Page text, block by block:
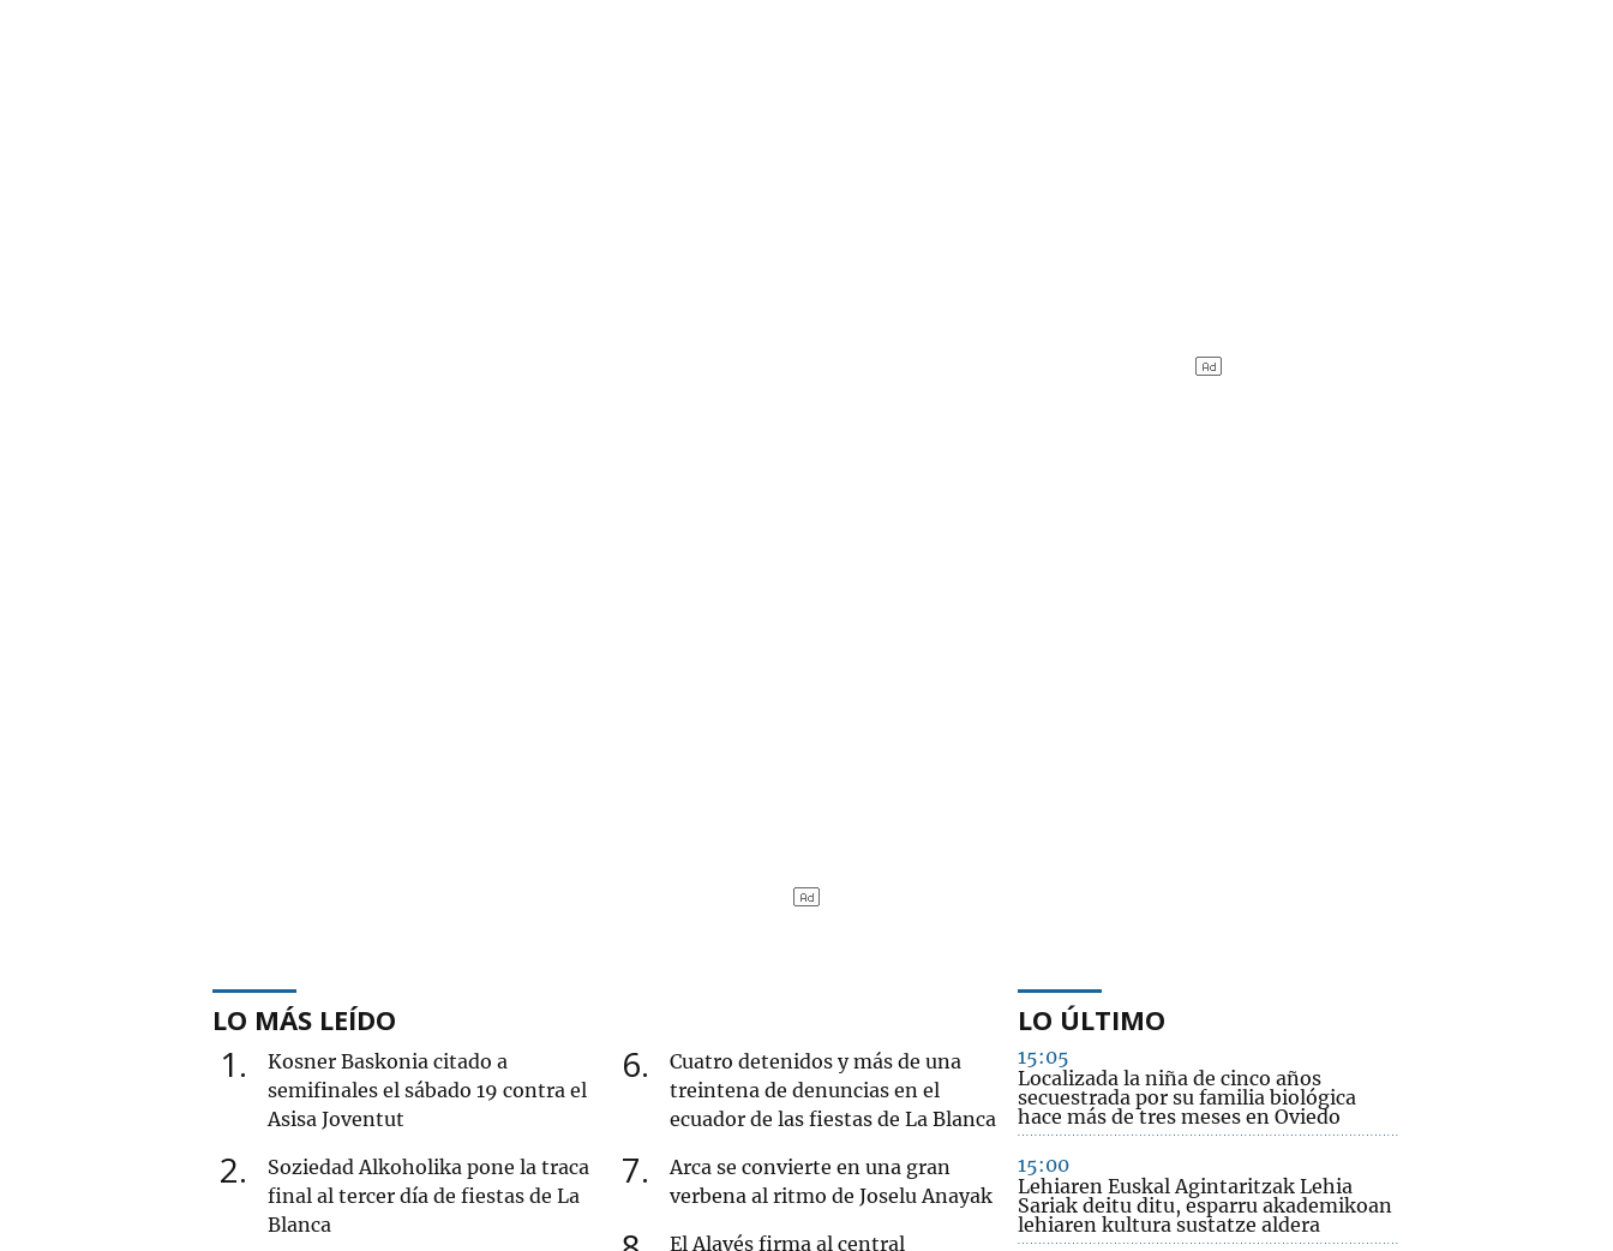
LO MÁS LEÍDO
1
Kosner Baskonia citado a
semifinales el sábado 19 contra el
Asisa Joventut
2
Soziedad Alkoholika pone la traca
final al tercer día de fiestas de La
Blanca
6
Cuatro detenidos y más de una
treintena de denuncias en el
ecuador de las fiestas de La Blanca
7
Arca se convierte en una gran
verbena al ritmo de Joselu Anayak
El Alavés firma al central
LO ÚLTIMO
15:05
Localizada la niña de cinco años
secuestrada por su familia biológica
hace más de tres meses en Oviedo
15:00
Lehiaren Euskal Agintaritzak Lehia
Sariak deitu ditu, esparru akademikoan
lehiaren kultura sustatze aldera